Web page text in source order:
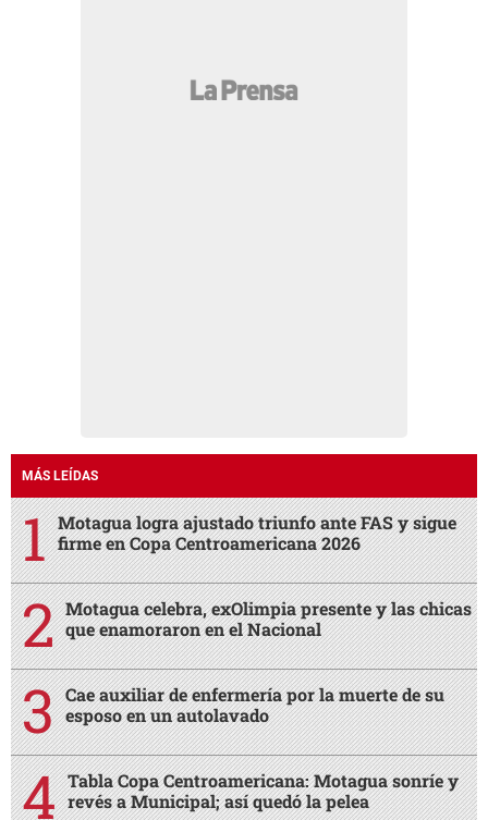
MÁS LEÍDAS
Motagua logra ajustado triunfo ante FAS y sigue
firme en Copa Centroamericana 2026
Motagua celebra, exOlimpia presente y las chicas
que enamoraron en el Nacional
Cae auxiliar de enfermería por la muerte de su
esposo en un autolavado
Tabla Copa Centroamericana: Motagua sonríe y
revés a Municipal; así quedó la pelea